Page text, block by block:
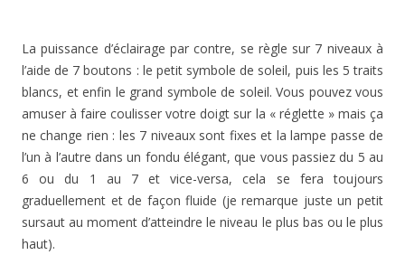
La puissance d’éclairage par contre, se règle sur 7 niveaux à
l’aide de 7 boutons : le petit symbole de soleil, puis les 5 traits
blancs, et enfin le grand symbole de soleil. Vous pouvez vous
amuser à faire coulisser votre doigt sur la « réglette » mais ça
ne change rien : les 7 niveaux sont fixes et la lampe passe de
l’un à l’autre dans un fondu élégant, que vous passiez du 5 au
6 ou du 1 au 7 et vice-versa, cela se fera toujours
graduellement et de façon fluide (je remarque juste un petit
sursaut au moment d’atteindre le niveau le plus bas ou le plus
haut).